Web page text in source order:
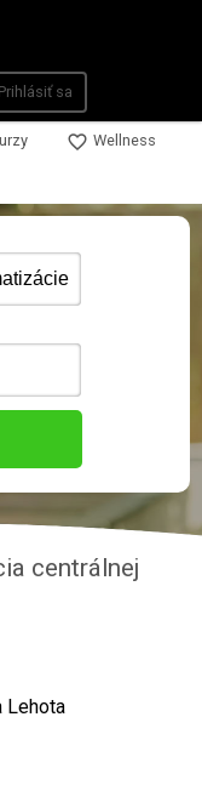
Prihlásiť sa
favorite_border Wellness
centrálnej
Lehota